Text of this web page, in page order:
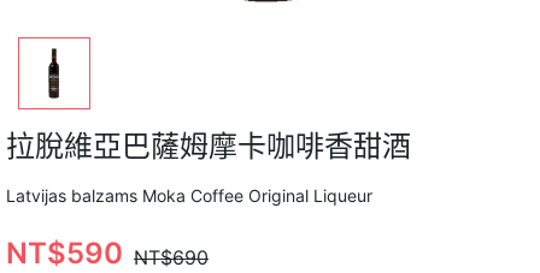
拉脫維亞巴薩姆摩卡咖啡香甜酒
Latvijas balzams Moka Coffee Original Liqueur
NT$590 NT$690